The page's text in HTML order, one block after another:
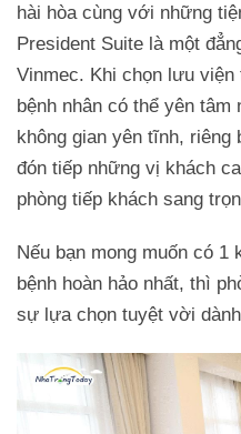
hài hòa cùng với những
President Suite là một
Vinmec. Khi chọn lưu viện
bệnh nhân có thể yên
không gian yên tĩnh, riêng
đón tiếp những vị khách
phòng tiếp khách sang
Nếu bạn mong muốn có 1
bệnh hoàn hảo nhất, thì
sự lựa chọn tuyệt vời